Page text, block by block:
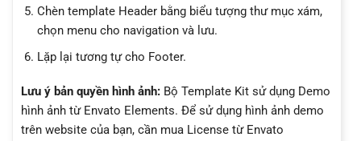
Chèn template Header bằng biểu tượng thư mục xám,
chọn menu cho navigation và lưu.
Lặp lại tương tự cho Footer.
Lưu ý bản quyền hình ảnh: Bộ Template Kit sử dụng Demo
hình ảnh từ Envato Elements. Để sử dụng hình ảnh demo
trên website của bạn, cần mua License từ Envato